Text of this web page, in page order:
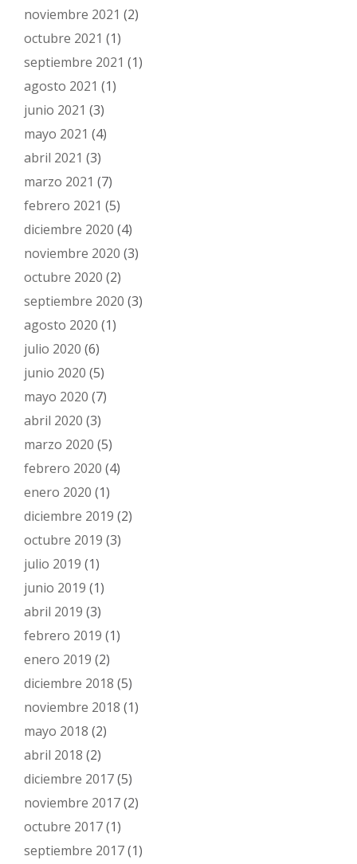
noviembre 2021 (2)
octubre 2021 (1)
septiembre 2021 (1)
agosto 2021 (1)
junio 2021 (3)
mayo 2021 (4)
abril 2021 (3)
marzo 2021 (7)
febrero 2021 (5)
diciembre 2020 (4)
noviembre 2020 (3)
octubre 2020 (2)
septiembre 2020 (3)
agosto 2020 (1)
julio 2020 (6)
junio 2020 (5)
mayo 2020 (7)
abril 2020 (3)
marzo 2020 (5)
febrero 2020 (4)
enero 2020 (1)
diciembre 2019 (2)
octubre 2019 (3)
julio 2019 (1)
junio 2019 (1)
abril 2019 (3)
febrero 2019 (1)
enero 2019 (2)
diciembre 2018 (5)
noviembre 2018 (1)
mayo 2018 (2)
abril 2018 (2)
diciembre 2017(5)
noviembre 2017(2)
octubre 2017(1)
septiembre 2017(1)